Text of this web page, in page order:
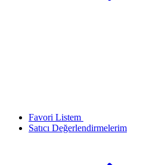
Favori Listem
Satıcı Değerlendirmelerim